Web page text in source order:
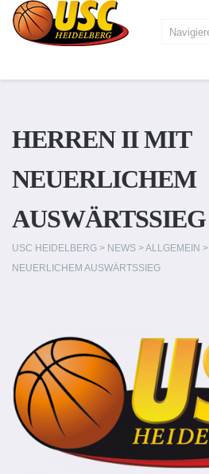
HERREN II MIT
NEUERLICHEM
AUSWÄRTSSIEG
USC HEIDELBERG > NEWS >ALLGEMEIN >
NEUERLICHEM AUSWÄRTSSIEG